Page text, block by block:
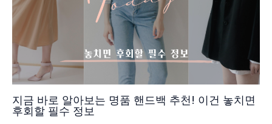
지금 바로 알아보는 명품 핸드백 추천! 이건 놓치면
후회할 필수 정보